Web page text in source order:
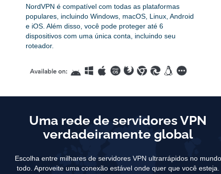
NordVPN é compatível com todas as plataformas
populares, incluindo Windows, macOS, Linux, Android
e iOS. Além disso, você pode proteger até 6
dispositivos com uma única conta, incluindo seu
roteador.
Uma rede de servidores VPN
verdadeiramente global
Escolha entre milhares de servidores VPN ultrarrápidos no mundo
todo. Aproveite uma conexão estável onde quer que você esteja.